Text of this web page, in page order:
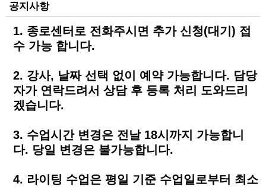
공지사항
1. 종로센터로 전화주시면 추가 신청(대기) 접
수 가능 합니다.
2. 강사, 날짜 선택 없이 예약 가능합니다. 담당
자가 연락드려서 상담 후 등록 처리 도와드리
겠습니다.
3. 수업시간 변경은 전날 18시까지 가능합니
다. 당일 변경은 불가능합니다.
4. 라이팅 수업은 평일 기준 수업일로부터 최소